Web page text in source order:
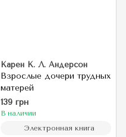
Карен К. Л. Андерсон
Взрослые дочери трудных
матерей
139 грн
В наличии
Электронная книга